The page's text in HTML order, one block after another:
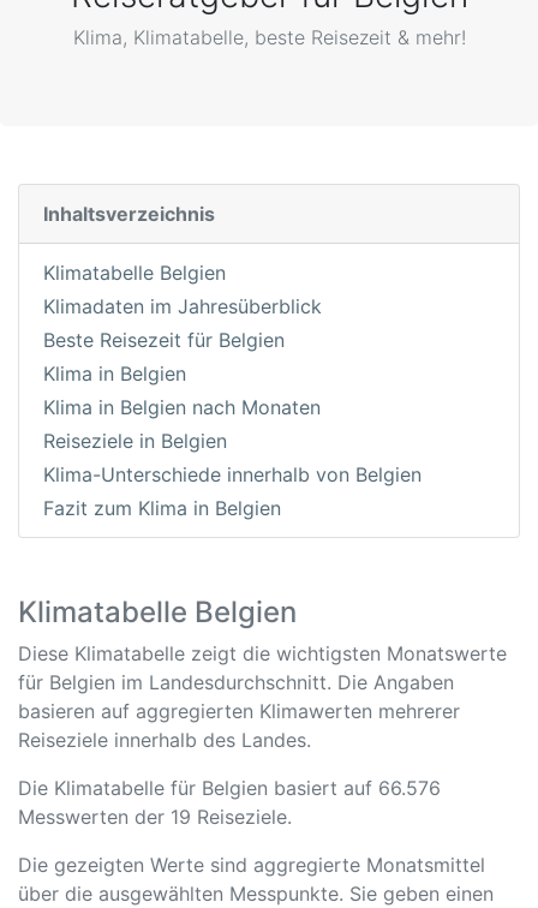
Klima, Klimatabelle, beste Reisezeit & mehr!
Inhaltsverzeichnis
Klimatabelle Belgien
Klimadaten im Jahresüberblick
Beste Reisezeit für Belgien
Klima in Belgien
Klima in Belgien nach Monaten
Reiseziele in Belgien
Klima-Unterschiede innerhalb von Belgien
Fazit zum Klima in Belgien
Klimatabelle Belgien
Diese Klimatabelle zeigt die wichtigsten Monatswerte
für Belgien im Landesdurchschnitt. Die Angaben
basieren auf aggregierten Klimawerten mehrerer
Reiseziele innerhalb des Landes.
Die Klimatabelle für Belgien basiert auf 66.576
Messwerten der 19 Reiseziele.
Die gezeigten Werte sind aggregierte Monatsmittel
über die ausgewählten Messpunkte. Sie geben einen